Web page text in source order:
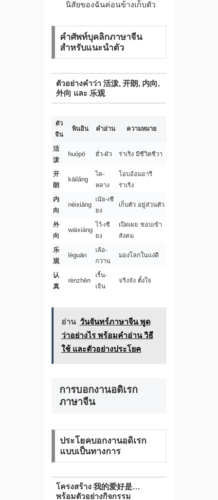
นิสัยของฉันค่อนข้างเก็บตัว
คำศัพท์บุคลิกภาษาจีน
สำหรับแนะนำตัว
ตัวอย่างคำว่า 活泼, 开朗, 内向,
外向 และ 乐观
ตัว
จีน
พินอิน คำอ่าน ความหมาย
活
泼
huópō ฮั่ว-ผัว ร่าเริง มีชีวิตชีวา
开
朗
kāilǎng
ไค-
หลาง
โอบอ้อมอารี
ร่าเริง
内
向
nèixiàng
เน้ย-เซี
ยง
เก็บตัว อยู่ส่วนตัว
外
向
wàixiàng
ไว้-เซี
ยง
เปิดเผย ชอบเข้า
สังคม
乐
观
lèguān
เล้อ-
กวาน
มองโลกในแง่ดี
认
真
rènzhēn
เริ้น-
เจิน
จริงจัง ตั้งใจ
อ่าน วันจันทร์ภาษาจีน พูด
ว่าอย่างไร พร้อมคำอ่าน วิธี
ใช้ และตัวอย่างประโยค
การบอกงานอดิเรก
ภาษาจีน
ประโยคบอกงานอดิเรก
แบบเป็นทางการ
โครงสร้าง 我的爱好是…
พร้อมตัวอย่างกิจกรรม